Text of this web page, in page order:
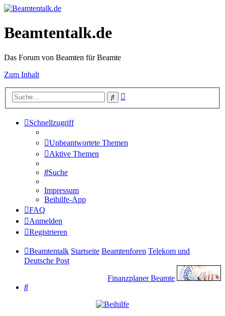
Beamtentalk.de
Das Forum von Beamten für Beamte
Zum Inhalt
Suche
Schnellzugriff
Unbeantwortete Themen
Aktive Themen
Suche
Impressum
Beihilfe-App
FAQ
Anmelden
Registrieren
Beamtentalk Startseite Beamtenforen Telekom und
Deutsche Post
Finanzplaner Beamte
Suche